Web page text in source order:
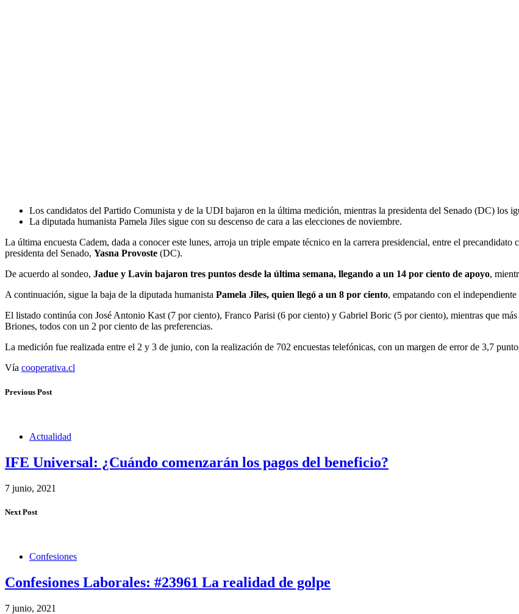
Los candidatos del Partido Comunista y de la UDI bajaron en la última medición, mientras la presidenta del Senado (DC) los
La diputada humanista Pamela Jiles sigue con su descenso de cara a las elecciones de noviembre.
La última encuesta Cadem, dada a conocer este lunes, arroja un triple empate técnico en la carrera presidencial, entre el precandidato
presidenta del Senado, Yasna Provoste (DC).
De acuerdo al sondeo, Jadue y Lavín bajaron tres puntos desde la última semana, llegando a un 14 por ciento de apoyo,
A continuación, sigue la baja de la diputada humanista Pamela Jiles, quien llegó a un 8 por ciento, empatando con el
El listado continúa con José Antonio Kast (7 por ciento), Franco Parisi (6 por ciento) y Gabriel Boric (5 por ciento), mientras que
Briones, todos con un 2 por ciento de las preferencias.
La medición fue realizada entre el 2 y 3 de junio, con la realización de 702 encuestas telefónicas, con un margen de error de 3,7
Vía cooperativa.cl
Previous Post
Actualidad
IFE Universal: ¿Cuándo comenzarán los pagos del beneficio?
7 junio, 2021
Next Post
Confesiones
Confesiones Laborales: #23961 La realidad de golpe
7 junio, 2021